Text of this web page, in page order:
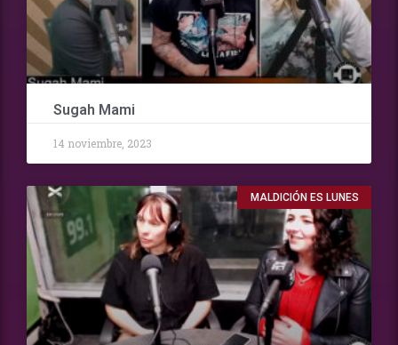
Sugah Mami
14 noviembre, 2023
MALDICIÓN ES LUNES